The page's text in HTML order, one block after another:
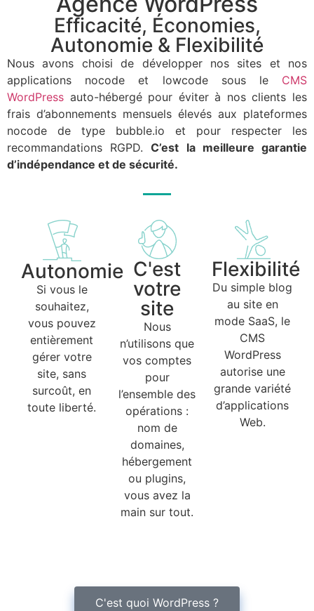
Efficacité, Économies,
Autonomie & Flexibilité
Nous avons choisi de développer nos sites et nos
applications nocode et lowcode sous le CMS
WordPress auto-hébergé pour éviter à nos clients les
frais d’abonnements mensuels élevés aux plateformes
nocode de type bubble.io et pour respecter les
recommandations RGPD.C’est la meilleure garantie
d’indépendance et de sécurité.
Autonomie
Si vous le
souhaitez,
vous pouvez
entièrement
gérer votre
site, sans
surcoût, en
toute liberté.
C'est
votre
site
Nous
n’utilisons que
vos comptes
pour
l’ensemble des
opérations :
nom de
domaines,
hébergement
ou plugins,
vous avez la
main sur tout.
Flexibilité
Du simple blog
au site en
mode SaaS, le
CMS
WordPress
autorise une
grande variété
d’applications
Web.
C'est quoi WordPress ?